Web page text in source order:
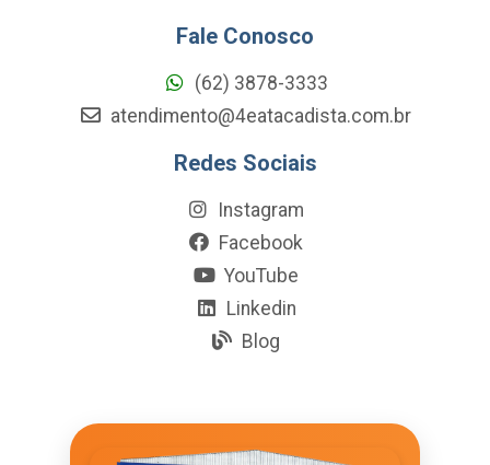
Fale Conosco
(62) 3878-3333
atendimento@4eatacadista.com.br
Redes Sociais
Instagram
Facebook
YouTube
Linkedin
Blog